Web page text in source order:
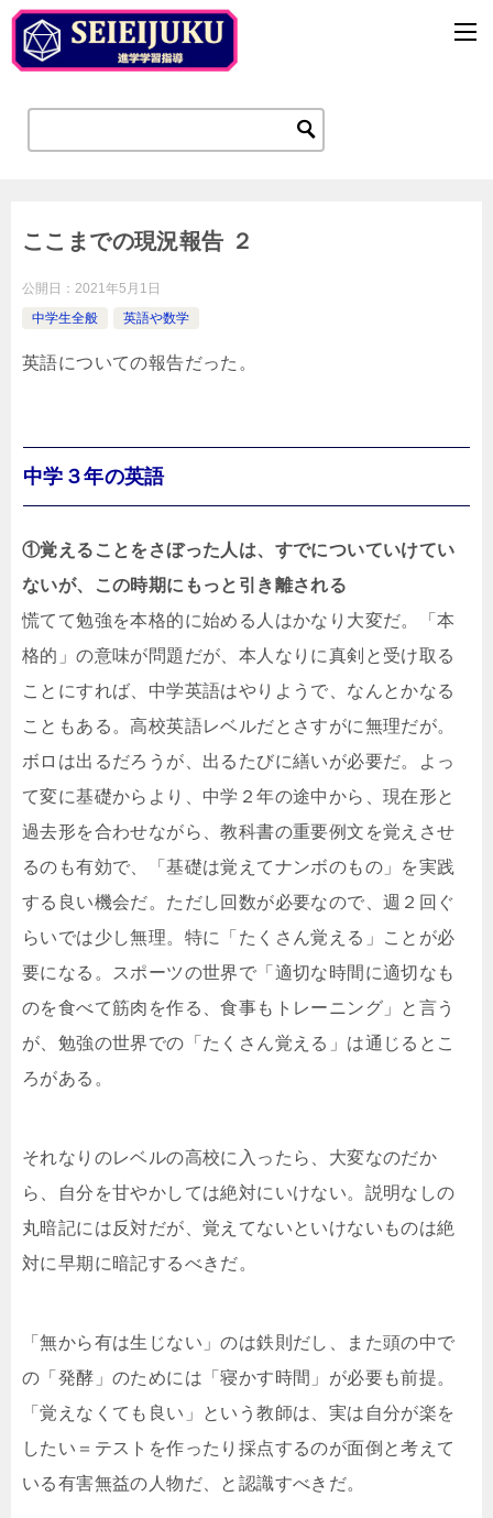
ここまでの現況報告 ２
公開日： 2021年5月1日
中学生全般
英語や数学
英語についての報告だった。
中学３年の英語
①覚えることをさぼった人は、すでについていけてい
ないが、この時期にもっと引き離される
慌てて勉強を本格的に始める人はかなり大変だ。「本
格的」の意味が問題だが、本人なりに真剣と受け取る
ことにすれば、中学英語はやりようで、なんとかなる
こともある。高校英語レベルだとさすがに無理だが。
ボロは出るだろうが、出るたびに繕いが必要だ。よっ
て変に基礎からより、中学２年の途中から、現在形と
過去形を合わせながら、教科書の重要例文を覚えさせ
るのも有効で、「基礎は覚えてナンボのもの」を実践
する良い機会だ。ただし回数が必要なので、週２回ぐ
らいでは少し無理。特に「たくさん覚える」ことが必
要になる。スポーツの世界で「適切な時間に適切なも
のを食べて筋肉を作る、食事もトレーニング」と言う
が、勉強の世界での「たくさん覚える」は通じるとこ
ろがある。
それなりのレベルの高校に入ったら、大変なのだか
ら、自分を甘やかしては絶対にいけない。説明なしの
丸暗記には反対だが、覚えてないといけないものは絶
対に早期に暗記するべきだ。
「無から有は生じない」のは鉄則だし、また頭の中で
の「発酵」のためには「寝かす時間」が必要も前提。
「覚えなくても良い」という教師は、実は自分が楽を
したい＝テストを作ったり採点するのが面倒と考えて
いる有害無益の人物だ、と認識すべきだ。